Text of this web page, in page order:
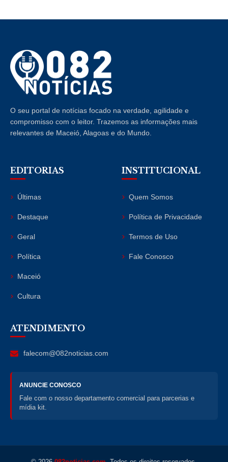
O seu portal de notícias focado na verdade, agilidade e
compromisso com o leitor. Trazemos as informações mais
relevantes de Maceió, Alagoas e do Mundo.
EDITORIAS
Últimas
Destaque
Geral
Política
Maceió
Cultura
INSTITUCIONAL
Quem Somos
Política de Privacidade
Termos de Uso
Fale Conosco
ATENDIMENTO
falecom@082noticias.com
ANUNCIE CONOSCO
Fale com o nosso departamento comercial para parcerias e
mídia kit.